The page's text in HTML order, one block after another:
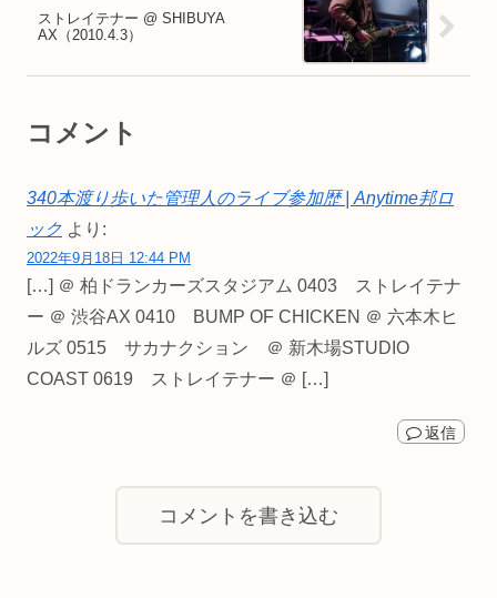
ストレイテナー @ SHIBUYA
AX（2010.4.3）
コメント
340本渡り歩いた管理人のライブ参加歴 | Anytime邦ロ
ック より:
2022年9月18日 12:44 PM
[…] ＠ 柏ドランカーズスタジアム 0403 ストレイテナ
ー ＠ 渋谷AX 0410 BUMP OF CHICKEN ＠ 六本木ヒ
ルズ 0515 サカナクション ＠ 新木場STUDIO
COAST 0619 ストレイテナー ＠ […]
返信
コメントを書き込む